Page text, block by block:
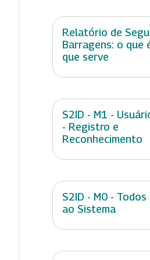
Relatório de
Barragens: o que
que serve
S2ID - M1 -
- Registro e
Reconhecimento
S2ID - M0 - Todos
ao Sistema